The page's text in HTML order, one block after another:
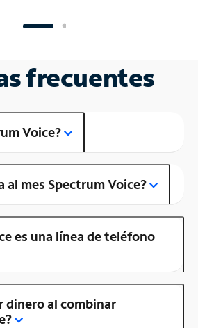
frecuentes
Voice?
al mes Spectrum Voice?
es una línea de teléfono
dinero al combinar